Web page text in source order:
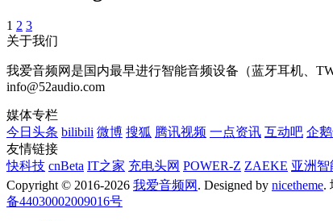
1 2 3
关于我们
我爱音频网是国内最早进行智能音频设备（蓝牙耳机、
info@52audio.com
媒体专栏
今日头条 bilibili 微博 搜狐 腾讯视频 一点资讯 互动吧 企
友情链接
快科技 cnBeta IT之家 充电头网 POWER-Z ZAEKE 亚洲智
Copyright © 2016-2026 我爱音频网 . Designed by nicetheme.
备44030002009016号